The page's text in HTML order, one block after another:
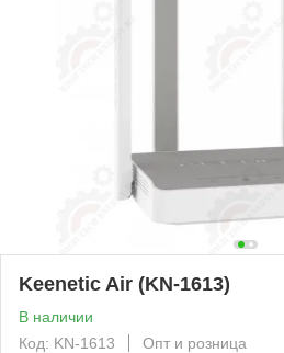
Keenetic Air (KN-1613)
В наличии
Код: KN-1613
Опт и розница